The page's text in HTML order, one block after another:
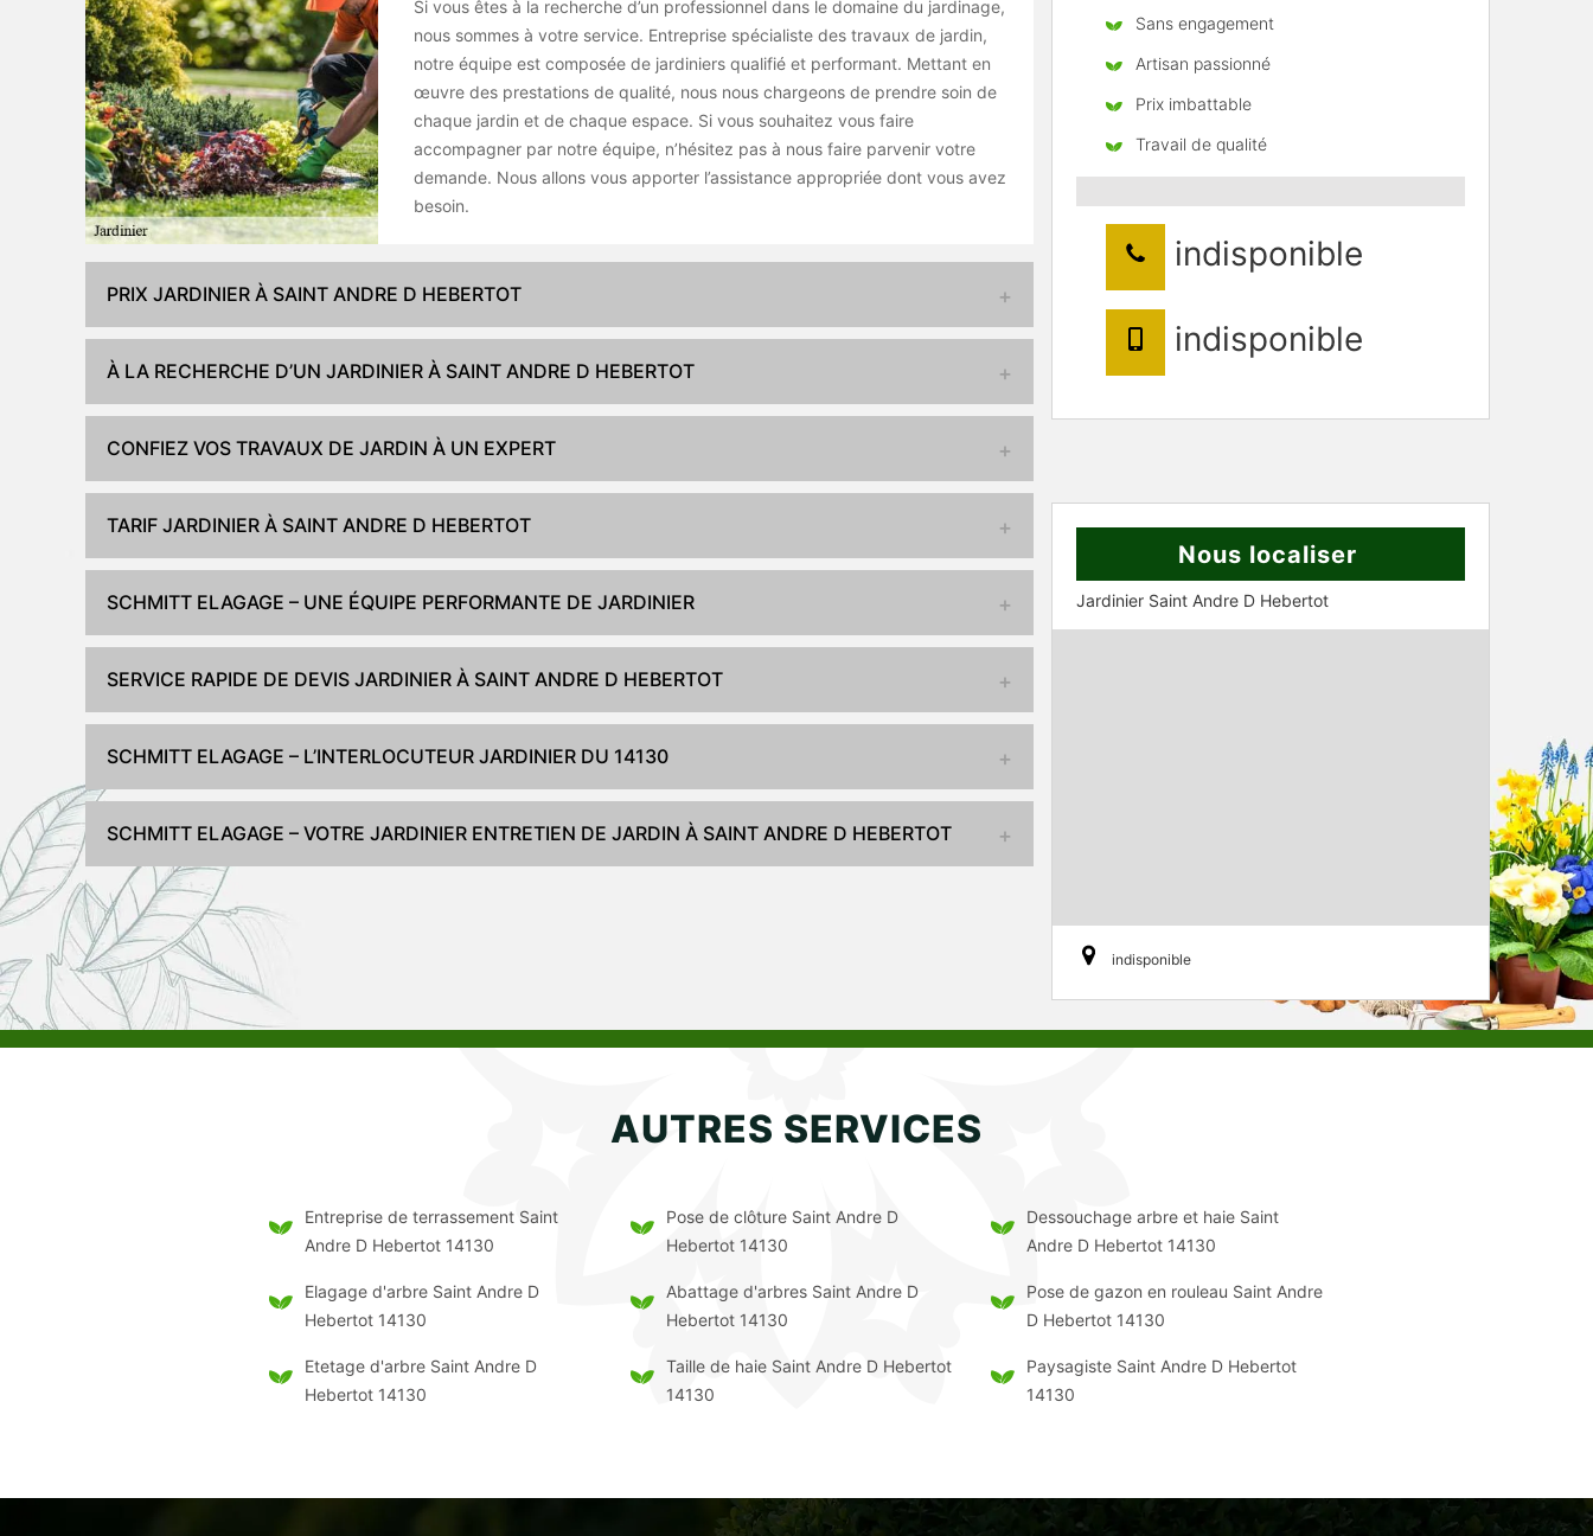
Si vous êtes à la recherche d’un professionnel dans le domaine du jardinage,
nous sommes à votre service. Entreprise spécialiste des travaux de jardin,
notre équipe est composée de jardiniers qualifié et performant. Mettant en
œuvre des prestations de qualité, nous nous chargeons de prendre soin de
chaque jardin et de chaque espace. Si vous souhaitez vous faire
accompagner par notre équipe, n’hésitez pas à nous faire parvenir votre
demande. Nous allons vous apporter l’assistance appropriée dont vous avez
besoin.
PRIX JARDINIER À SAINT ANDRE D HEBERTOT
À LA RECHERCHE D’UN JARDINIER À SAINT ANDRE D HEBERTOT
CONFIEZ VOS TRAVAUX DE JARDIN À UN EXPERT
TARIF JARDINIER À SAINT ANDRE D HEBERTOT
SCHMITT ELAGAGE – UNE ÉQUIPE PERFORMANTE DE JARDINIER
SERVICE RAPIDE DE DEVIS JARDINIER À SAINT ANDRE D HEBERTOT
SCHMITT ELAGAGE – L’INTERLOCUTEUR JARDINIER DU 14130
SCHMITT ELAGAGE – VOTRE JARDINIER ENTRETIEN DE JARDIN À SAINT ANDRE D HEBERTOT
Sans engagement
Artisan passionné
Prix imbattable
Travail de qualité
indisponible
indisponible
Nous localiser
Jardinier Saint Andre D Hebertot
indisponible
AUTRES SERVICES
Entreprise de terrassement Saint
Andre D Hebertot 14130
Elagage d'arbre Saint Andre D
Hebertot 14130
Etetage d'arbre Saint Andre D
Hebertot 14130
Pose de clôture Saint Andre D
Hebertot 14130
Abattage d'arbres Saint Andre D
Hebertot 14130
Taille de haie Saint Andre D Hebertot
14130
Dessouchage arbre et haie Saint
Andre D Hebertot 14130
Pose de gazon en rouleau Saint Andre
D Hebertot 14130
Paysagiste Saint Andre D Hebertot
14130